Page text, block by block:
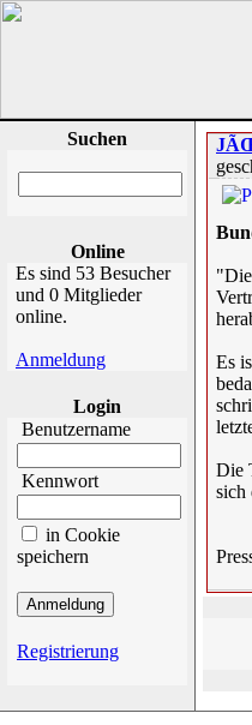
Suchen
Online
Es sind 53 Besucher
und 0 Mitglieder
online.
Anmeldung
Login
Benutzername
Kennwort
in Cookie
speichern
Registrierung
Es
Die
sich